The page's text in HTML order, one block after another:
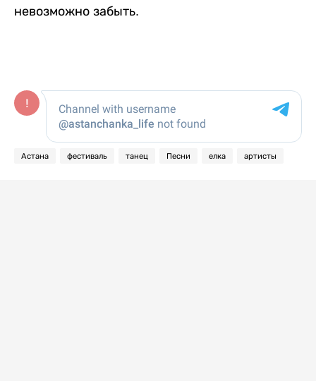
невозможно забыть.
Астана фестиваль танец Песни елка артисты